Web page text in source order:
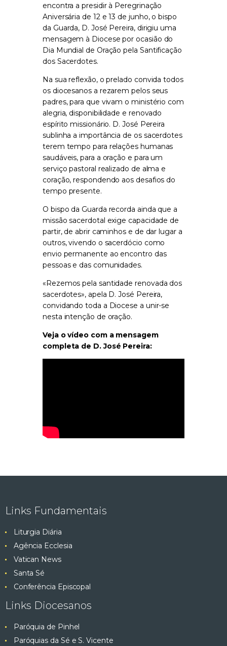
encontra a presidir à Peregrinação
Aniversária de 12 e 13 de junho, o bispo
da Guarda, D. José Pereira, dirigiu uma
mensagem à Diocese por ocasião do
Dia Mundial de Oração pela Santificação
dos Sacerdotes.
Na sua reflexão, o prelado convida todos
os diocesanos a rezarem pelos seus
padres, para que vivam o ministério com
alegria, disponibilidade e renovado
espírito missionário. D. José Pereira
sublinha a importância de os sacerdotes
terem tempo para relações humanas
saudáveis, para a oração e para um
serviço pastoral realizado de alma e
coração, respondendo aos desafios do
tempo presente.
O bispo da Guarda recorda ainda que a
missão sacerdotal exige capacidade de
partir, de abrir caminhos e de dar lugar a
outros, vivendo o sacerdócio como
envio permanente ao encontro das
pessoas e das comunidades.
«Rezemos pela santidade renovada dos
sacerdotes», apela D. José Pereira,
convidando toda a Diocese a unir-se
nesta intenção de oração.
Veja o vídeo com a mensagem
completa de D. José Pereira:
Links Fundamentais
Liturgia Diária
Agência Ecclesia
Vatican News
Santa Sé
Conferência Episcopal
Links Diocesanos
Paróquia de Pinhel
Paróquias da Sé e S. Vicente